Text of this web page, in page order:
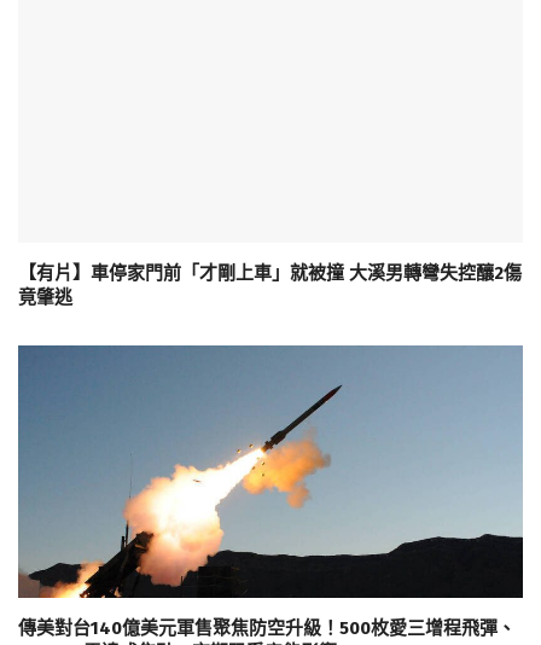
【有片】車停家門前「才剛上車」就被撞 大溪男轉彎失控釀2傷
竟肇逃
傳美對台140億美元軍售聚焦防空升級！500枚愛三增程飛彈、